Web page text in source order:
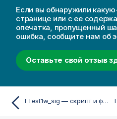
Если вы обнаружили
странице или с ее
опечатка, пропущенный
ошибка, сообщите нам об
Оставьте свой отзыв
TTest1w_sig — скрипт и функция диаграммы